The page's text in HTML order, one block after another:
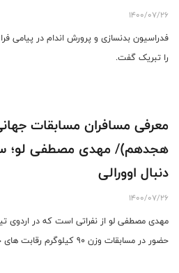
1400/07/26
فدراسیون بدنسازی و پرورش اندام در پیامی
را تبریک گفت.
معرفی مسافران مسابقات
هجدهم)/ مهدی مصطفی لو؛
دنبال اوورالی
1400/07/26
مهدی مصطفی لو از نفراتی است که در اردوی
حضور در مسابقات وزن 90 کیلوگرم رقابت های جهانی اسپانیا آماده می سازد.